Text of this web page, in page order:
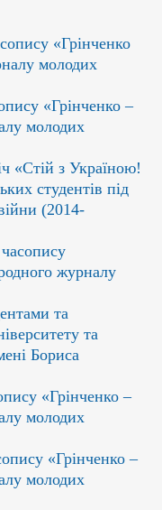
«Грінченко
молодих
«Грінченко –
молодих
«Стій з Україною!
студентів під
(2014-
журналу
та
та
Бориса
«Грінченко –
молодих
«Грінченко –
молодих